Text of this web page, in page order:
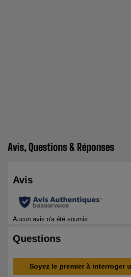
Avis, Questions & Réponses